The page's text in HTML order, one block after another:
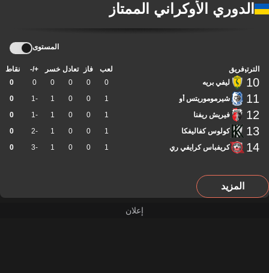
الدوري الأوكراني الممتاز
المستوى
الترتيبفريق لعب فاز تعادل خسر +/- نقاط
10 ليفي بريه 0
0
0
0
0
0
11 شيرموموريتس أو 1
0
0
1
-1
0
12 فيريش ريفنا 1
0
0
1
-1
0
13 كولوس كفاليفكا 1
0
0
1
-2
0
14 كريفباس كرايفي ري 1
0
0
1
-3
0
المزيد